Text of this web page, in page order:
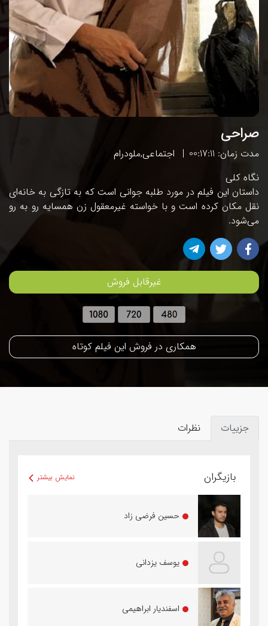
صراحی
مدت زمان: 00:17:11 اجتماعی,ملودرام
نگاه کلی
داستان این فیلم در مورد طلبه جوانی است که به تازگی به خانه‌ای
نقل مکان کرده است و با خواسته غیرمعقول زن همسایه رو به رو
می‌شود.
غیرقابل فروش
همکاری در فروش این فیلم کوتاه
جزییات نظرات
بازیگران نمایش بیشتر
حسین فرضی زاد
یوسف یزدانی
اسفندیار ابراهیمی